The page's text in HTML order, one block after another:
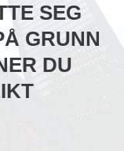
SEG
GRUNN
DU